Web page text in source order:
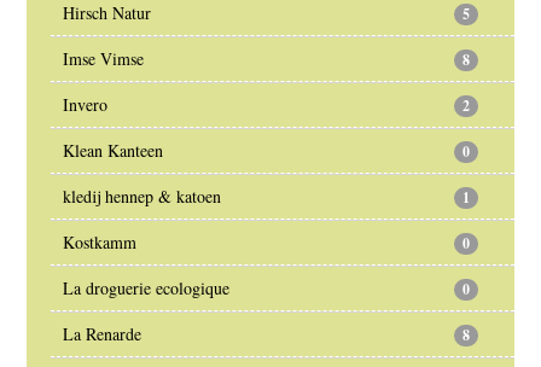
Hirsch Natur 5
Imse Vimse 8
Invero 2
Klean Kanteen 0
kledij hennep & katoen 1
Kostkamm 0
La droguerie ecologique 0
La Renarde 8